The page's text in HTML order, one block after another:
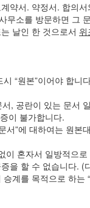
약서. 약정서. 합의
무소를 방문하면 그
날인 한 것으로서
“원본”이어야 합니
, 공란이 있는 문서
이 불가합니다.
서”에 대하여는 원
이 혼자서 일방적으
을 할 수 없습니다. (
계를 목적으로 하는